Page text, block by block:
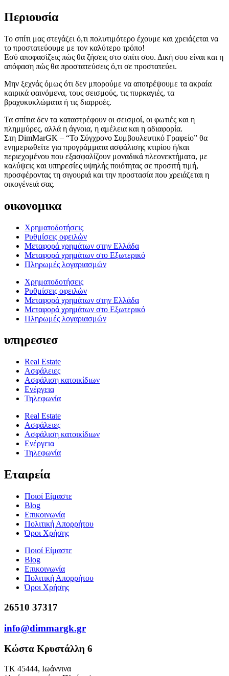
Περιουσία
Το σπίτι μας στεγάζει ό,τι πολυτιμότερο έχουμε και χρειάζεται να
το προστατεύουμε με τον καλύτερο τρόπο!
Εσύ αποφασίζεις πώς θα ζήσεις στο σπίτι σου. Δική σου είναι και η
απόφαση πώς θα προστατεύσεις ό,τι σε προστατεύει.
Μην ξεχνάς όμως ότι δεν μπορούμε να αποτρέψουμε τα ακραία
καιρικά φαινόμενα, τους σεισμούς, τις πυρκαγιές, τα
βραχυκυκλώματα ή τις διαρροές.
Τα σπίτια δεν τα καταστρέφουν οι σεισμοί, οι φωτιές και η
πλημμύρες, αλλά η άγνοια, η αμέλεια και η αδιαφορία.
Στη DimMarGK – “Το Σύγχρονο Συμβουλευτικό Γραφείο” θα
ενημερωθείτε για προγράμματα ασφάλισης κτιρίου ή/και
περιεχομένου που εξασφαλίζουν μοναδικά πλεονεκτήματα, με
καλύψεις και υπηρεσίες υψηλής ποιότητας σε προσιτή τιμή,
προσφέροντας τη σιγουριά και την προστασία που χρειάζεται η
οικογένειά σας.
οικονομικα
Χρηματοδοτήσεις
Ρυθμίσεις οφειλών
Μεταφορά χρημάτων στην Ελλάδα
Μεταφορά χρημάτων στο Εξωτερικό
Πληρωμές λογαριασμών
Χρηματοδοτήσεις
Ρυθμίσεις οφειλών
Μεταφορά χρημάτων στην Ελλάδα
Μεταφορά χρημάτων στο Εξωτερικό
Πληρωμές λογαριασμών
υπηρεσιεσ
Real Estate
Ασφάλειες
Ασφάλιση κατοικίδιων
Ενέργεια
Τηλεφωνία
Real Estate
Ασφάλειες
Ασφάλιση κατοικίδιων
Ενέργεια
Τηλεφωνία
Εταιρεία
Ποιοί Είμαστε
Blog
Επικοινωνία
Πολιτική Απορρήτου
Όροι Χρήσης
Ποιοί Είμαστε
Blog
Επικοινωνία
Πολιτική Απορρήτου
Όροι Χρήσης
26510 37317
info@dimmargk.gr
Κώστα Κρυστάλλη 6
ΤΚ 45444, Ιωάννινα